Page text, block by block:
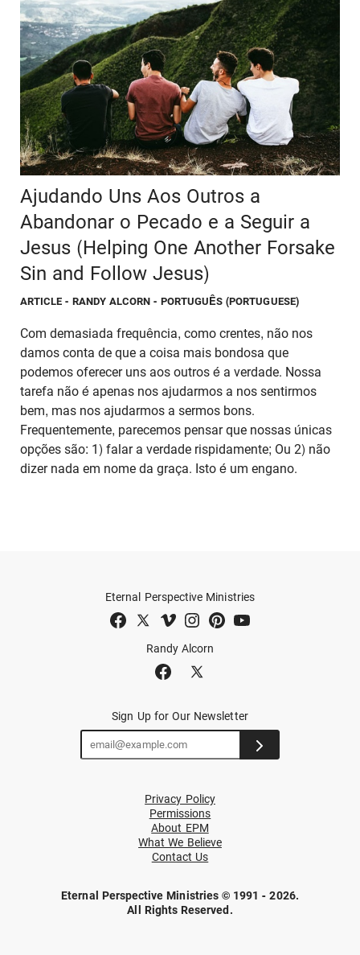
Ajudando Uns Aos Outros a
Abandonar o Pecado e a Seguir a
Jesus (Helping One Another Forsake
Sin and Follow Jesus)
ARTICLE - RANDY ALCORN - PORTUGUÊS (PORTUGUESE)
Com demasiada frequência, como crentes, não nos
damos conta de que a coisa mais bondosa que
podemos oferecer uns aos outros é a verdade. Nossa
tarefa não é apenas nos ajudarmos a nos sentirmos
bem, mas nos ajudarmos a sermos bons.
Frequentemente, parecemos pensar que nossas únicas
opções são: 1) falar a verdade rispidamente; Ou 2) não
dizer nada em nome da graça. Isto é um engano.
Randy Alcorn
Eternal Perspective Ministries
Sign Up for Our Newsletter
Privacy Policy
Permissions
About EPM
What We Believe
Contact Us
Eternal Perspective Ministries © 1991 - 2026.
All Rights Reserved.